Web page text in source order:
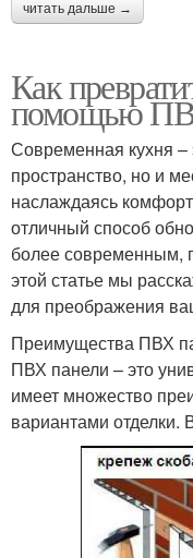
читать дальше →
Как
помощью
Современная кухня –
пространство, но и
наслаждаясь
отличный способ
более современным,
этой статье мы
для преображения
Преимущества ПВХ
ПВХ панели – это
имеет множество
вариантами отделки.